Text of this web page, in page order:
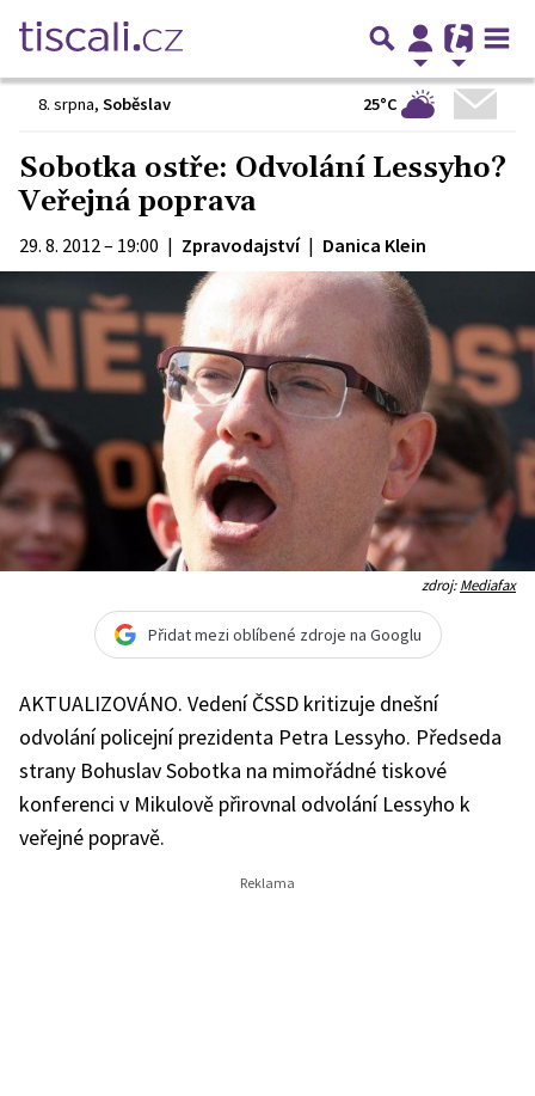
8. srpna, Soběslav 25°C
Sobotka ostře: Odvolání Lessyho?
Veřejná poprava
29. 8. 2012 – 19:00 | Zpravodajství | Danica Klein
zdroj:Mediafax
Přidat mezi oblíbené zdroje na Googlu
AKTUALIZOVÁNO. Vedení ČSSD kritizuje dnešní
odvolání policejní prezidenta Petra Lessyho. Předseda
strany Bohuslav Sobotka na mimořádné tiskové
konferenci v Mikulově přirovnal odvolání Lessyho k
veřejné popravě.